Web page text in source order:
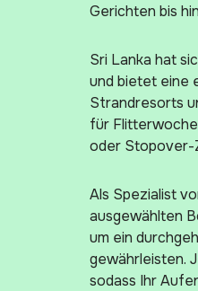
Gerichten bis
Sri Lanka hat
und bietet eine
Strandresorts
für
oder Stopover-
Als Spezialist
ausgewählten
um ein
gewährleisten.
sodass Ihr